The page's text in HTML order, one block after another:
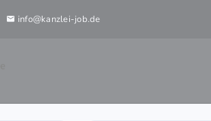
info@kanzlei-job.de